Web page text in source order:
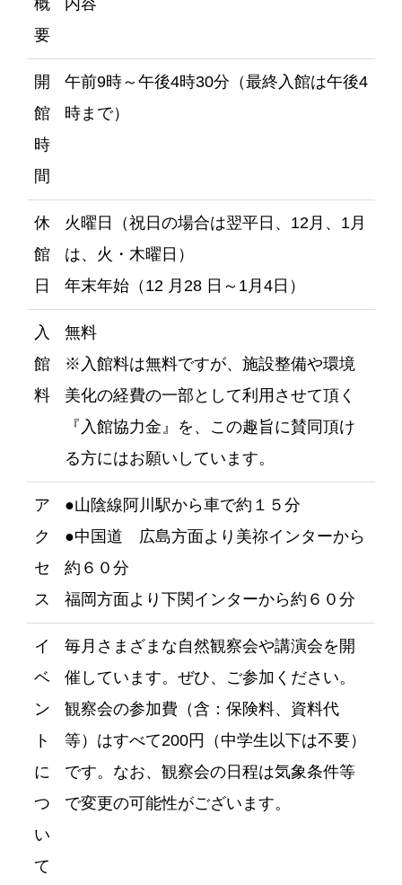
概
要
内容
開
館
時
間
午前9時～午後4時30分（最終入館は午後4
時まで）
休
館
日
火曜日（祝日の場合は翌平日、12月、1月
は、火・木曜日）
年末年始（12 月28 日～1月4日）
入
館
料
無料
※入館料は無料ですが、施設整備や環境
美化の経費の一部として利用させて頂く
『入館協力金』を、この趣旨に賛同頂け
る方にはお願いしています。
ア
ク
セ
ス
●山陰線阿川駅から車で約１５分
●中国道 広島方面より美祢インターから
約６０分
福岡方面より下関インターから約６０分
イ
ベ
ン
ト
に
つ
い
て
毎月さまざまな自然観察会や講演会を開
催しています。ぜひ、ご参加ください。
観察会の参加費（含：保険料、資料代
等）はすべて200円（中学生以下は不要）
です。なお、観察会の日程は気象条件等
で変更の可能性がございます。